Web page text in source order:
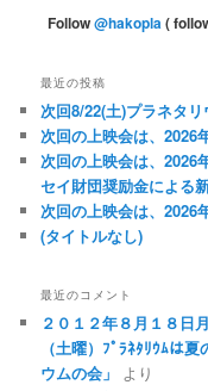
Follow@hakopla(
最近の投稿
次回8/22(土)プラネタ
次回の上映会は、2026
次回の上映会は、2026
セイ財団奨励金による
次回の上映会は、2026
(タイトルなし)
最近のコメント
２０１２年８月１８日
（土曜）ﾌﾟﾗﾈﾀﾘｳﾑは
ウムの会」
より